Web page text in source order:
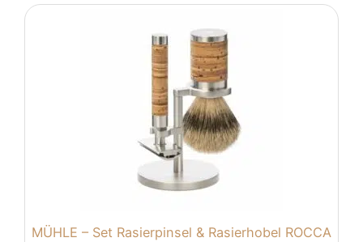
MÜHLE – Set Rasierpinsel & Rasierhobel ROCCA